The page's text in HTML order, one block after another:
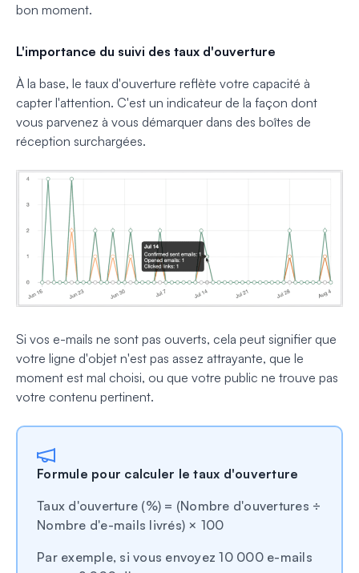
bon moment.
L'importance du suivi des taux d'ouverture
À la base, le taux d'ouverture reflète votre capacité à
capter l'attention. C'est un indicateur de la façon dont
vous parvenez à vous démarquer dans des boîtes de
réception surchargées.
Si vos e-mails ne sont pas ouverts, cela peut signifier que
votre ligne d'objet n'est pas assez attrayante, que le
moment est mal choisi, ou que votre public ne trouve pas
votre contenu pertinent.
Formule pour calculer le taux d'ouverture
Taux d'ouverture (%) = (Nombre d'ouvertures ÷
Nombre d'e-mails livrés) × 100
Par exemple, si vous envoyez 10 000 e-mails